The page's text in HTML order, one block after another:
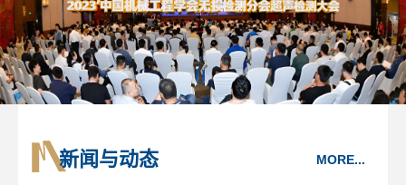
MORE...
新闻与动态